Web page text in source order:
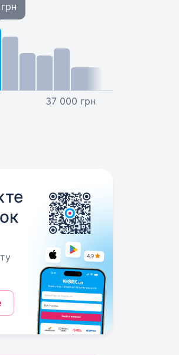
37 000 грн